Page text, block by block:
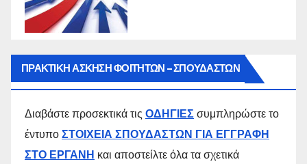
ΠΡΑΚΤΙΚΗ ΑΣΚΗΣΗ ΦΟΙΤΗΤΩΝ – ΣΠΟΥΔΑΣΤΩΝ
Διαβάστε προσεκτικά τις ΟΔΗΓΙΕΣ συμπληρώστε το
έντυπο ΣΤΟΙΧΕΙΑ ΣΠΟΥΔΑΣΤΩΝ ΓΙΑ ΕΓΓΡΑΦΗ
ΣΤΟ ΕΡΓΑΝΗ και αποστείλτε όλα τα σχετικά